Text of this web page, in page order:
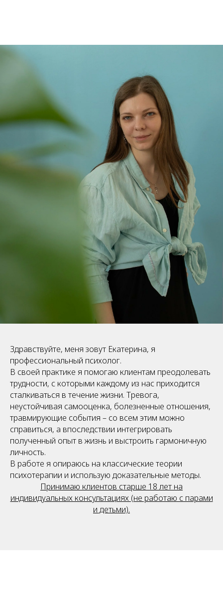
Здравствуйте, меня зовут Екатерина, я
профессиональный психолог.
В своей практике я помогаю клиентам преодолевать
трудности, с которыми каждому из нас приходится
сталкиваться в течение жизни. Тревога,
неустойчивая самооценка, болезненные отношения,
травмирующие события – со всем этим можно
справиться, а впоследствии интегрировать
полученный опыт в жизнь и выстроить гармоничную
личность.
В работе я опираюсь на классические теории
психотерапии и использую доказательные методы.
Принимаю клиентов старше 18 лет на
индивидуальных консультациях (не работаю с парами
и детьми).